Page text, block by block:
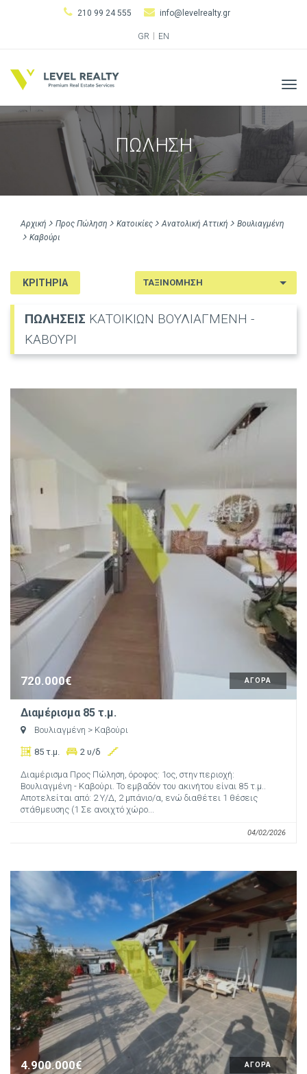
210 99 24 555 info@levelrealty.gr
GR EN
ΠΩΛΗΣΗ
Αρχική Προς Πώληση Κατοικίες Ανατολική Αττική
Βουλιαγμένη
Καβούρι
ΚΡΙΤΗΡΙΑ
ΠΩΛΗΣΕΙΣ ΚΑΤΟΙΚΙΩΝ ΒΟΥΛΙΑΓΜΕΝΗ -
ΚΑΒΟΥΡΙ
ΑΓΟΡΑ
720.000€
Διαμέρισμα 85 τ.μ.
Βουλιαγμένη > Καβούρι
85 τ.μ. 2 υ/δ
Διαμέρισμα Προς Πώληση, όροφος: 1ος, στην περιοχή:
Βουλιαγμένη - Καβούρι. Το εμβαδόν του ακινήτου είναι 85 τ.μ..
Αποτελείται από: 2 Υ/Δ, 2 μπάνιο/α, ενώ διαθέτει 1 θέσεις
στάθμευσης (1 Σε ανοιχτό χώρο...
04/02/2026
ΑΓΟΡΑ
4.900.000€